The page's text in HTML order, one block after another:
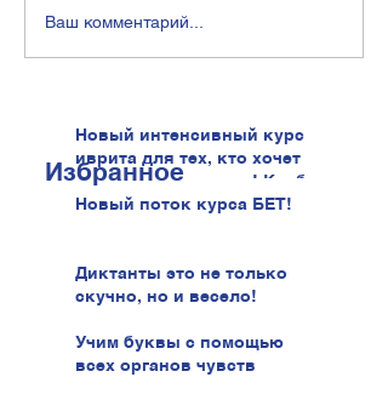
Ваш комментарий...
Новый интенсивный курс
иврита для тех, кто хочет
говорить увереннее! Клуб
иврита!
Новый поток курса БЕТ!
Диктанты это не только
скучно, но и весело!
Учим буквы с помощью
всех органов чувств
Избранное